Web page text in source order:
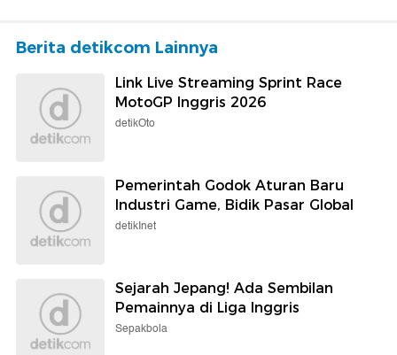
Berita detikcom Lainnya
Link Live Streaming Sprint Race
MotoGP Inggris 2026
detikOto
Pemerintah Godok Aturan Baru
Industri Game, Bidik Pasar Global
detikInet
Sejarah Jepang! Ada Sembilan
Pemainnya di Liga Inggris
Sepakbola